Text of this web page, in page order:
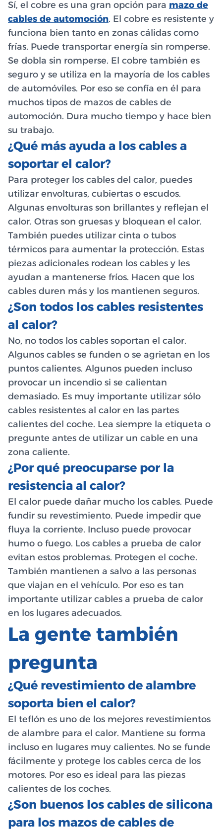
Sí, el cobre es una gran opción para mazo de
cables de automoción. El cobre es resistente y
funciona bien tanto en zonas cálidas como
frías. Puede transportar energía sin romperse.
Se dobla sin romperse. El cobre también es
seguro y se utiliza en la mayoría de los cables
de automóviles. Por eso se confía en él para
muchos tipos de mazos de cables de
automoción. Dura mucho tiempo y hace bien
su trabajo.
¿Qué más ayuda a los cables a
soportar el calor?
Para proteger los cables del calor, puedes
utilizar envolturas, cubiertas o escudos.
Algunas envolturas son brillantes y reflejan el
calor. Otras son gruesas y bloquean el calor.
También puedes utilizar cinta o tubos
térmicos para aumentar la protección. Estas
piezas adicionales rodean los cables y les
ayudan a mantenerse fríos. Hacen que los
cables duren más y los mantienen seguros.
¿Son todos los cables resistentes
al calor?
No, no todos los cables soportan el calor.
Algunos cables se funden o se agrietan en los
puntos calientes. Algunos pueden incluso
provocar un incendio si se calientan
demasiado. Es muy importante utilizar sólo
cables resistentes al calor en las partes
calientes del coche. Lea siempre la etiqueta o
pregunte antes de utilizar un cable en una
zona caliente.
¿Por qué preocuparse por la
resistencia al calor?
El calor puede dañar mucho los cables. Puede
fundir su revestimiento. Puede impedir que
fluya la corriente. Incluso puede provocar
humo o fuego. Los cables a prueba de calor
evitan estos problemas. Protegen el coche.
También mantienen a salvo a las personas
que viajan en el vehículo. Por eso es tan
importante utilizar cables a prueba de calor
en los lugares adecuados.
La gente también
pregunta
¿Qué revestimiento de alambre
soporta bien el calor?
El teflón es uno de los mejores revestimientos
de alambre para el calor. Mantiene su forma
incluso en lugares muy calientes. No se funde
fácilmente y protege los cables cerca de los
motores. Por eso es ideal para las piezas
calientes de los coches.
¿Son buenos los cables de silicona
para los mazos de cables de